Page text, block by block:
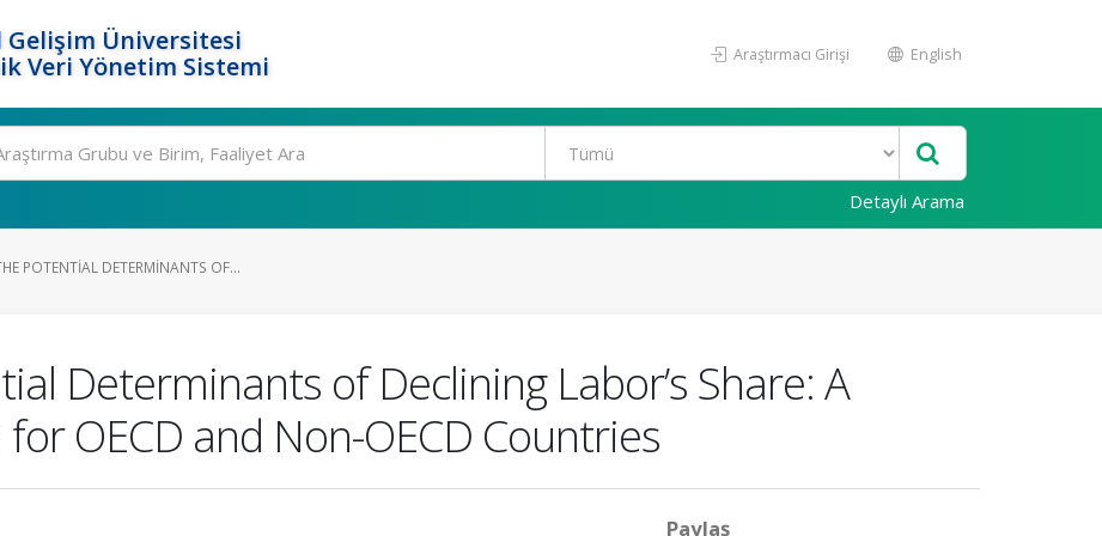
Üniversitesi
Veri Yönetim Sistemi
Araştırmacı Girişi English
Detaylı Arama
POTENTIAL DETERMINANTS OF...
Determinants of Declining Labor’s Share: A
OECD and Non-OECD Countries
Paylaş